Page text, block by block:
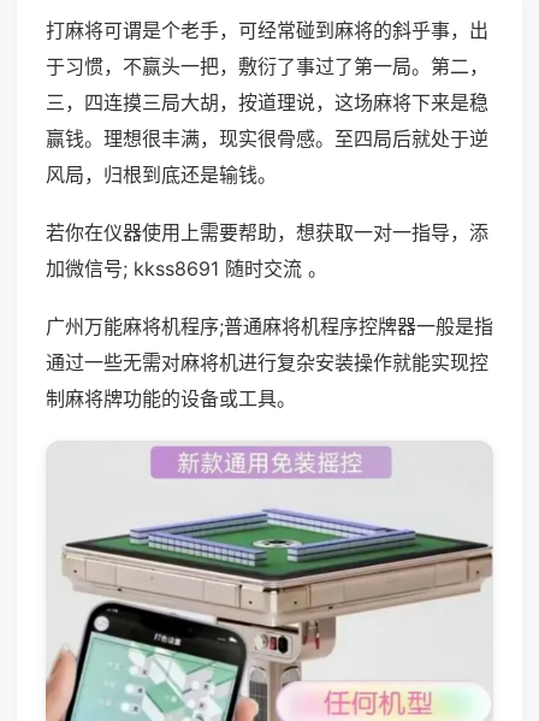
打麻将可谓是个老手，可经常碰到麻将的斜乎事，出
于习惯，不赢头一把，敷衍了事过了第一局。第二，
三，四连摸三局大胡，按道理说，这场麻将下来是稳
赢钱。理想很丰满，现实很骨感。至四局后就处于逆
风局，归根到底还是输钱。
若你在仪器使用上需要帮助，想获取一对一指导，添
加微信号; kkss8691 随时交流 。
广州万能麻将机程序;普通麻将机程序控牌器一般是指
通过一些无需对麻将机进行复杂安装操作就能实现控
制麻将牌功能的设备或工具。